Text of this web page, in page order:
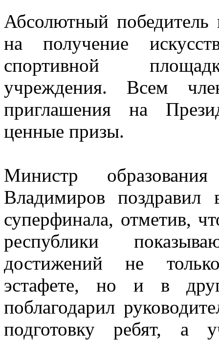
Абсолютный победитель
на получение
спортивной
учреждения. Всем
приглашения на
ценные призы.
Министр
Владимиров поздравил
суперфинала, отметив,
республики
достижений не
эстафете, но и в
поблагодарил
подготовку ребят, а